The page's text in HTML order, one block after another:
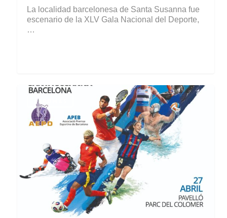
La localidad barcelonesa de Santa Susanna fue
escenario de la XLV Gala Nacional del Deporte,
…
AEPDMAS